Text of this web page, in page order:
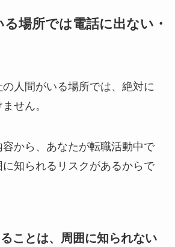
場所では電話に出ない・
人間がいる場所では、絶対に
せん。
から、あなたが転職活動中で
知られるリスクがあるからで
ことは、周囲に知られない